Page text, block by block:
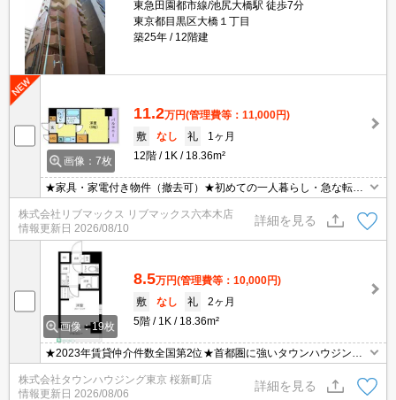
東急田園都市線/池尻大橋駅 徒歩7分
東京都目黒区大橋１丁目
築25年
12階建
画像：7枚
11.2万円(管理費等：11,000円)
敷
なし 礼
1ヶ月
12階
1K 18.36m²
★家具・家電付き物件（撤去可）★初めての一人暮らし・急な転勤
などにオススメ★当社グループ管理のため諸条件相談可能となって
おり、モバイルWiFiも無料でレンタル・初期費用クレジット支払可
能です♪土日祝日は混み合いますのでお早めにご予約ください。オン
ライン内覧・契約可能な為一度も来店せずとも問題ありません♪
株式会社リブマックス リブマックス六本木店
情報更新日 2026/08/10
詳細を見る
画像：19枚
8.5万円(管理費等：10,000円)
敷
なし 礼
2ヶ月
5階
1K 18.36m²
★2023年賃貸仲介件数全国第2位★首都圏に強いタウンハウジング
がご案内させていただきます★世田谷区・目黒区エリアのお部屋探
しならタウンハウジング東京へ★
株式会社タウンハウジング東京 桜新町店
情報更新日 2026/08/06
詳細を見る